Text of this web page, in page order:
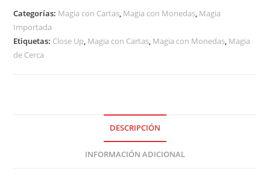
Categorías: Magia con Cartas, Magia con Monedas, Magia
Importada
Etiquetas: Close Up, Magia con Cartas, Magia con Monedas, Magia
de Cerca
DESCRIPCIÓN
INFORMACIÓN ADICIONAL